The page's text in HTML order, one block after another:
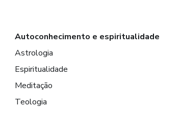
Autoconhecimento e espiritualidade
Astrologia
Espiritualidade
Meditação
Teologia